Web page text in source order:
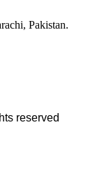
Pakistan.
reserved